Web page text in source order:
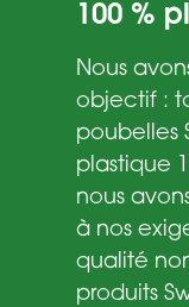
100 %
Nous
objectif :
poubelles
plastique
nous
à nos
qualité
produits